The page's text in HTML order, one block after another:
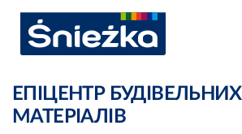
ЕПІЦЕНТР БУДІВЕЛЬНИХ
МАТЕРІАЛІВ